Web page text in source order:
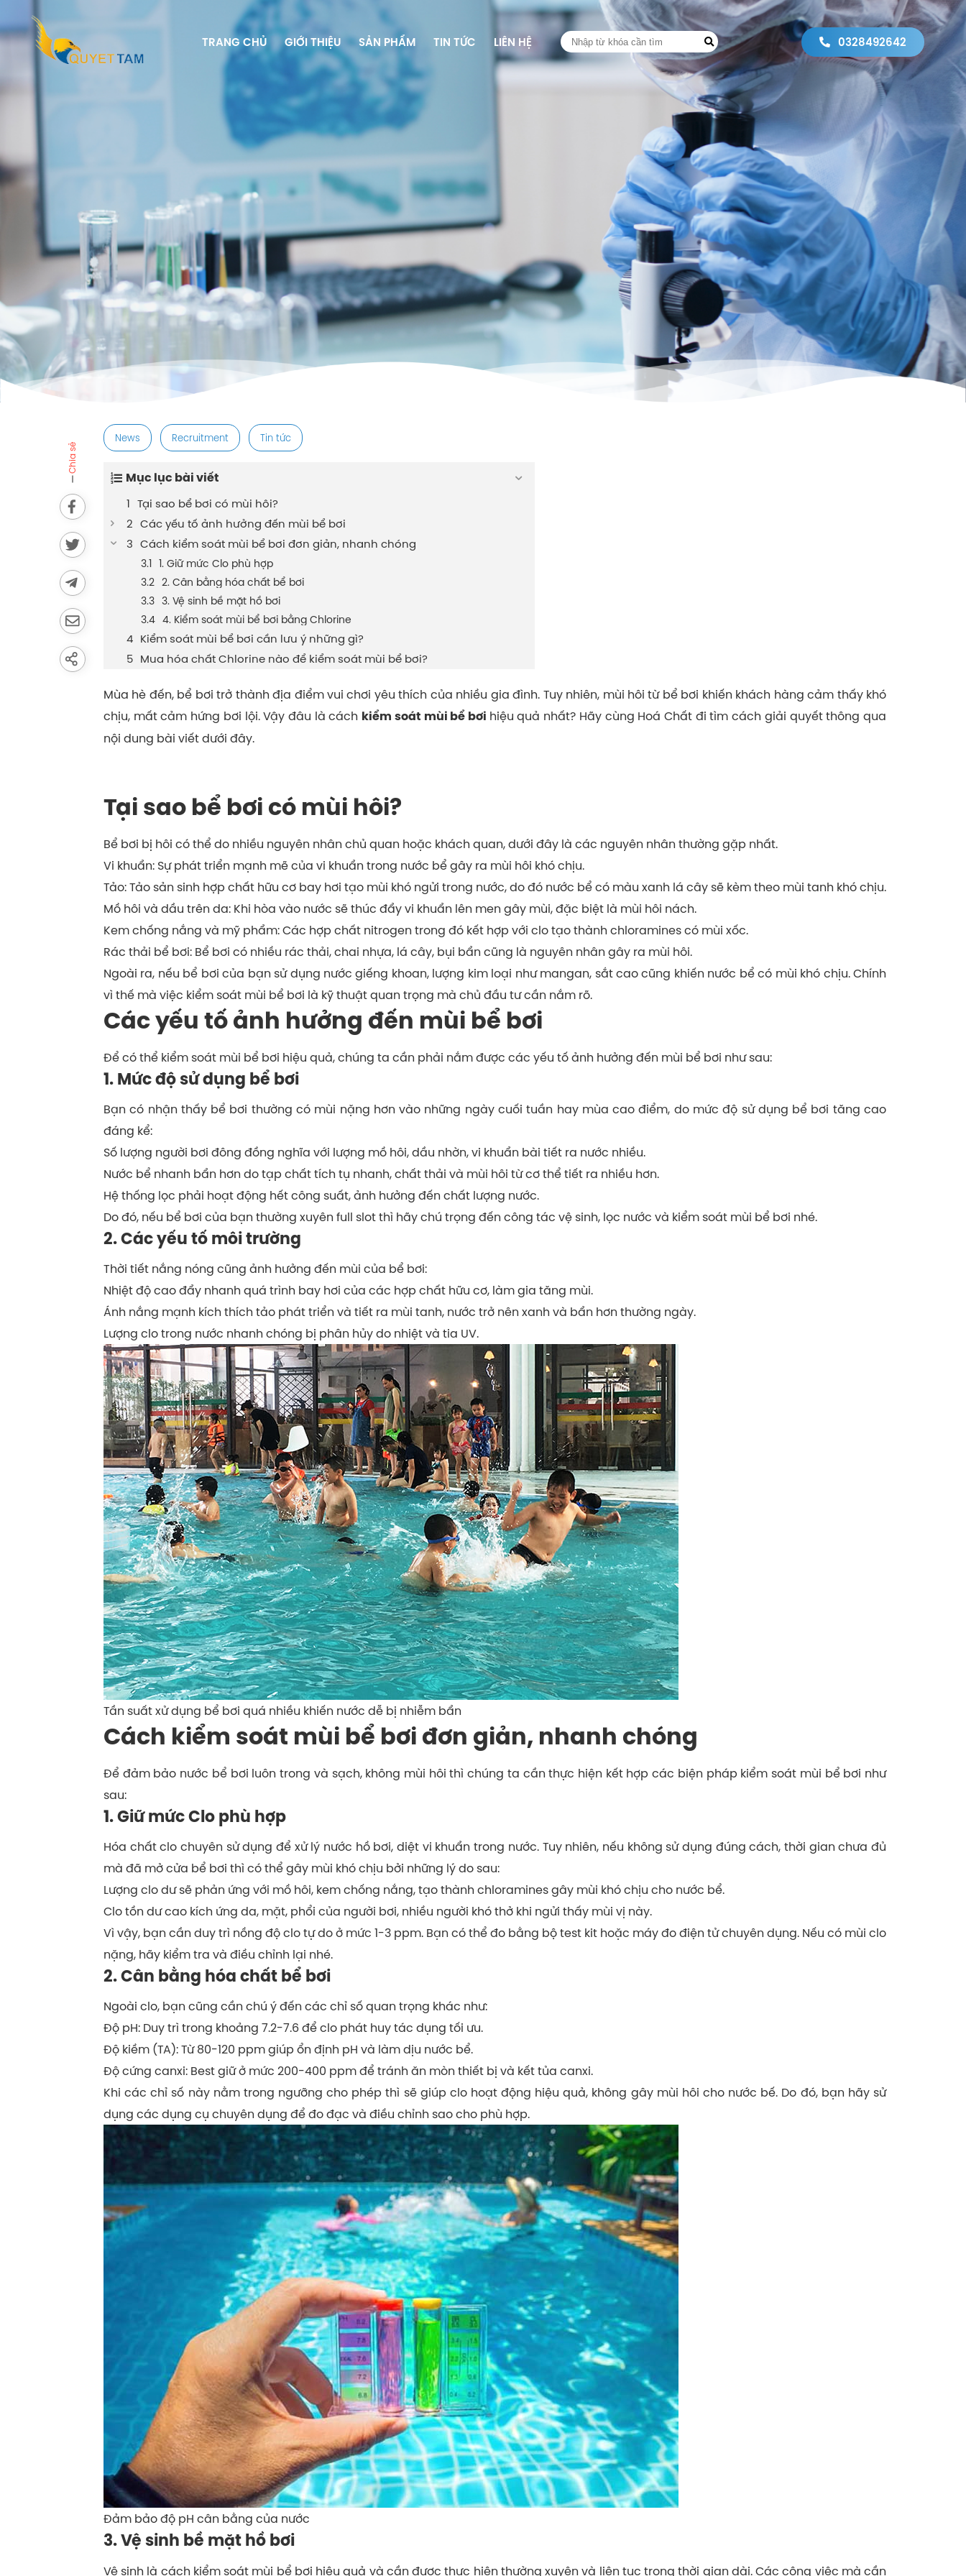
TRANG CHỦ GIỚI THIỆU SẢN PHẨM TIN TỨC LIÊN HỆ 0328492642
Chia sẻ
News Recruitment Tin tức
Mục lục bài viết
Tại sao bể bơi có mùi hôi?
Các yếu tố ảnh hưởng đến mùi bể bơi
Cách kiểm soát mùi bể bơi đơn giản, nhanh chóng
1. Giữ mức Clo phù hợp
2. Cân bằng hóa chất bể bơi
3. Vệ sinh bề mặt hồ bơi
4. Kiểm soát mùi bể bơi bằng Chlorine
Kiểm soát mùi bể bơi cần lưu ý những gì?
Mua hóa chất Chlorine nào để kiểm soát mùi bể bơi?
Mùa hè đến, bể bơi trở thành địa điểm vui chơi yêu thích của nhiều gia đình. Tuy nhiên, mùi hôi từ bể bơi khiến khách hàng cảm thấy khó
chịu, mất cảm hứng bơi lội. Vậy đâu là cách kiểm soát mùi bể bơi hiệu quả nhất? Hãy cùng Hoá Chất đi tìm cách giải quyết thông qua
nội dung bài viết dưới đây.
Tại sao bể bơi có mùi hôi?
Bể bơi bị hôi có thể do nhiều nguyên nhân chủ quan hoặc khách quan, dưới đây là các nguyên nhân thường gặp nhất.
Vi khuẩn: Sự phát triển mạnh mẽ của vi khuẩn trong nước bể gây ra mùi hôi khó chịu.
Tảo: Tảo sản sinh hợp chất hữu cơ bay hơi tạo mùi khó ngửi trong nước, do đó nước bể có màu xanh lá cây sẽ kèm theo mùi tanh khó chịu.
Mồ hôi và dầu trên da: Khi hòa vào nước sẽ thúc đẩy vi khuẩn lên men gây mùi, đặc biệt là mùi hôi nách.
Kem chống nắng và mỹ phẩm: Các hợp chất nitrogen trong đó kết hợp với clo tạo thành chloramines có mùi xốc.
Rác thải bể bơi: Bể bơi có nhiều rác thải, chai nhựa, lá cây, bụi bẩn cũng là nguyên nhân gây ra mùi hôi.
Ngoài ra, nếu bể bơi của bạn sử dụng nước giếng khoan, lượng kim loại như mangan, sắt cao cũng khiến nước bể có mùi khó chịu. Chính
vì thế mà việc kiểm soát mùi bể bơi là kỹ thuật quan trọng mà chủ đầu tư cần nắm rõ.
Các yếu tố ảnh hưởng đến mùi bể bơi
Để có thể kiểm soát mùi bể bơi hiệu quả, chúng ta cần phải nắm được các yếu tố ảnh hưởng đến mùi bể bơi như sau:
1. Mức độ sử dụng bể bơi
Bạn có nhận thấy bể bơi thường có mùi nặng hơn vào những ngày cuối tuần hay mùa cao điểm, do mức độ sử dụng bể bơi tăng cao
đáng kể:
Số lượng người bơi đông đồng nghĩa với lượng mồ hôi, dầu nhờn, vi khuẩn bài tiết ra nước nhiều.
Nước bể nhanh bẩn hơn do tạp chất tích tụ nhanh, chất thải và mùi hôi từ cơ thể tiết ra nhiều hơn.
Hệ thống lọc phải hoạt động hết công suất, ảnh hưởng đến chất lượng nước.
Do đó, nếu bể bơi của bạn thường xuyên full slot thì hãy chú trọng đến công tác vệ sinh, lọc nước và kiểm soát mùi bể bơi nhé.
2. Các yếu tố môi trường
Thời tiết nắng nóng cũng ảnh hưởng đến mùi của bể bơi:
Nhiệt độ cao đẩy nhanh quá trình bay hơi của các hợp chất hữu cơ, làm gia tăng mùi.
Ánh nắng mạnh kích thích tảo phát triển và tiết ra mùi tanh, nước trở nên xanh và bẩn hơn thường ngày.
Lượng clo trong nước nhanh chóng bị phân hủy do nhiệt và tia UV.
Tần suất xử dụng bể bơi quá nhiều khiến nước dễ bị nhiễm bẩn
Cách kiểm soát mùi bể bơi đơn giản, nhanh chóng
Để đảm bảo nước bể bơi luôn trong và sạch, không mùi hôi thì chúng ta cần thực hiện kết hợp các biện pháp kiểm soát mùi bể bơi như
sau:
1. Giữ mức Clo phù hợp
Hóa chất clo chuyên sử dụng để xử lý nước hồ bơi, diệt vi khuẩn trong nước. Tuy nhiên, nếu không sử dụng đúng cách, thời gian chưa đủ
mà đã mở cửa bể bơi thì có thể gây mùi khó chịu bởi những lý do sau:
Lượng clo dư sẽ phản ứng với mồ hôi, kem chống nắng, tạo thành chloramines gây mùi khó chịu cho nước bể.
Clo tồn dư cao kích ứng da, mặt, phổi của người bơi, nhiều người khó thở khi ngửi thấy mùi vị này.
Vì vậy, bạn cần duy trì nồng độ clo tự do ở mức 1-3 ppm. Bạn có thể đo bằng bộ test kit hoặc máy đo điện tử chuyên dụng. Nếu có mùi clo
nặng, hãy kiểm tra và điều chỉnh lại nhé.
2. Cân bằng hóa chất bể bơi
Ngoài clo, bạn cũng cần chú ý đến các chỉ số quan trọng khác như:
Độ pH: Duy trì trong khoảng 7.2-7.6 để clo phát huy tác dụng tối ưu.
Độ kiềm (TA): Từ 80-120 ppm giúp ổn định pH và làm dịu nước bể.
Độ cứng canxi: Best giữ ở mức 200-400 ppm để tránh ăn mòn thiết bị và kết tủa canxi.
Khi các chỉ số này nằm trong ngưỡng cho phép thì sẽ giúp clo hoạt động hiệu quả, không gây mùi hôi cho nước bế. Do đó, bạn hãy sử
dụng các dụng cụ chuyên dụng để đo đạc và điều chỉnh sao cho phù hợp.
Đảm bảo độ pH cân bằng của nước
3. Vệ sinh bề mặt hồ bơi
Vệ sinh là cách kiểm soát mùi bể bơi hiệu quả và cần được thực hiện thường xuyên và liên tục trong thời gian dài. Các công việc mà cần